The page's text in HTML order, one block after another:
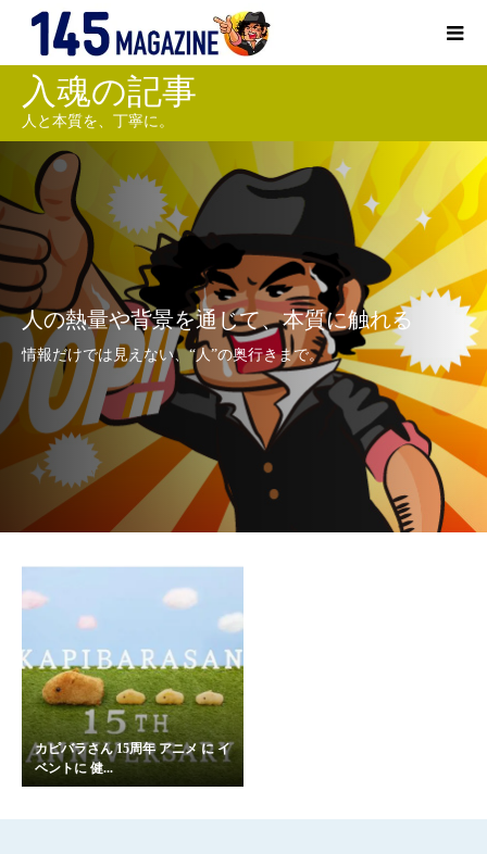
入魂の記事
人と本質を、丁寧に。
人の熱量や背景を通じて、本質に触れる
情報だけでは見えない、“人”の奥行きまで。
カピバラさん 15周年 アニメ に イ
ベントに 健...